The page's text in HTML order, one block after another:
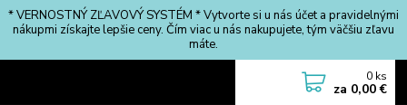
* VERNOSTNÝ ZĽAVOVÝ SYSTÉM * Vytvorte si u nás účet a pravidelnými
nákupmi získajte lepšie ceny. Čím viac u nás nakupujete, tým väčšiu zľavu
máte.
0 ks
za 0,00 €